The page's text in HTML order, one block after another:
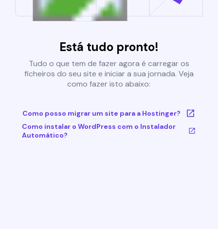
Está tudo pronto!
Tudo o que tem de fazer agora é carregar os
ficheiros do seu site e iniciar a sua jornada. Veja
como fazer isto abaixo:
Como posso migrar um site para a Hostinger?
Como instalar o WordPress com o Instalador
Automático?